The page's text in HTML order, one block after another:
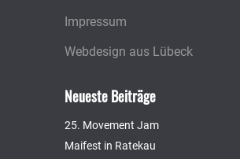
Impressum
Webdesign aus Lübeck
Neueste Beiträge
25. Movement Jam
Maifest in Ratekau